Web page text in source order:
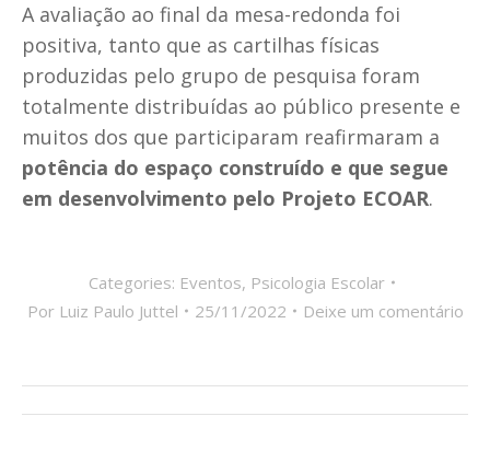
A avaliação ao final da mesa-redonda foi
positiva, tanto que as cartilhas físicas
produzidas pelo grupo de pesquisa foram
totalmente distribuídas ao público presente e
muitos dos que participaram reafirmaram a
potência do espaço construído e que segue
em desenvolvimento pelo Projeto ECOAR.
Categories: Eventos, Psicologia Escolar
Por Luiz Paulo Juttel 25/11/2022 Deixe um comentário
Navegação